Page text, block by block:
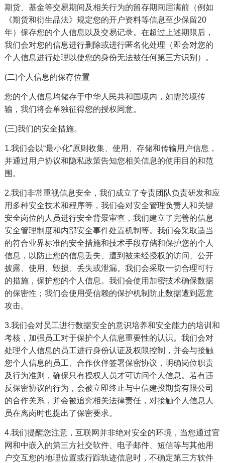
期货、基金等交易期间及相关行为的留存期间届满前（例如
《期货和衍生品法》规定您的开户资料等信息至少保留20
年）保存您的个人信息以及交易记录。在超过上述期限后，
我们会对您的信息进行删除或进行匿名化处理（即会对您的
个人信息进行处理以使您的身份无法被任何第三方识别）。
(二)个人信息的保存位置
您的个人信息均储存于中华人民共和国境内，如需跨境传
输，我们将会单独征得您的授权同意。
(三)我们的安全措施。
1.我们会以“最小化”原则收集、使用、存储和传输用户信息，
并通过用户协议和隐私政策告知您相关信息的使用目的和范
围。
2.我们非常重视信息安全，我们成立了专责团队负责研发和应
用多种安全技术和程序等，我们会对安全管理负责人和关键
安全岗位的人员进行安全背景审查，我们建立了完善的信息
安全管理制度和内部安全事件处置机制等。我们会采取适当
的符合业界标准的安全措施和技术手段存储和保护您的个人
信息，以防止您的信息丢失、遭到被未经授权的访问、公开
披露、使用、毁损、丢失或泄漏。我们会采取一切合理可行
的措施，保护您的个人信息。我们会使用加密技术确保数据
的保密性；我们会使用受信赖的保护机制防止数据遭到恶意
攻击。
3.我们会对员工进行数据安全的意识培养和安全能力的培训和
考核，加强员工对于保护个人信息重要性的认识。我们会对
处理个人信息的员工进行身份认证及权限控制，并会与接触
您个人信息的员工、合作伙伴签署保密协议，明确岗位职责
及行为准则，确保只有授权人员才可访问个人信息。若有违
反保密协议的行为，会被立即终止与中信建投期货有限公司
的合作关系，并会被追究相关法律责任，对接触个人信息人
员在离岗时也提出了保密要求。
4.我们提醒您注意，互联网并非绝对安全的环境，当您通过官
网和中嵌入的第三方社交软件、电子邮件、短信等与其他用
户交互您的地理位置或行踪轨迹信息时，不确定第三方软件